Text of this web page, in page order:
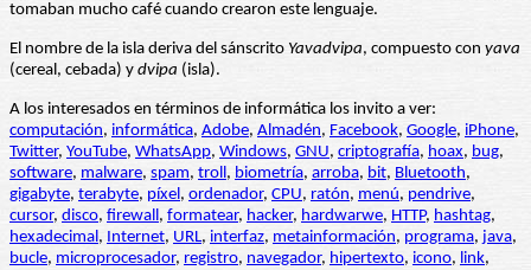
tomaban mucho café cuando crearon este lenguaje.
El nombre de la isla deriva del sánscrito Yavadvipa, compuesto con yava
(cereal, cebada) y dvipa (isla).
A los interesados en términos de informática los invito a ver:
computación, informática, Adobe, Almadén, Facebook, Google, iPhone,
Twitter, YouTube, WhatsApp, Windows, GNU, criptografía, hoax, bug,
software, malware, spam, troll, biometría, arroba, bit, Bluetooth,
gigabyte, terabyte, píxel, ordenador, CPU, ratón, menú, pendrive,
cursor, disco, firewall, formatear, hacker, hardwarwe, HTTP, hashtag,
hexadecimal, Internet, URL, interfaz, metainformación, programa, java,
bucle, microprocesador, registro, navegador, hipertexto, icono, link,